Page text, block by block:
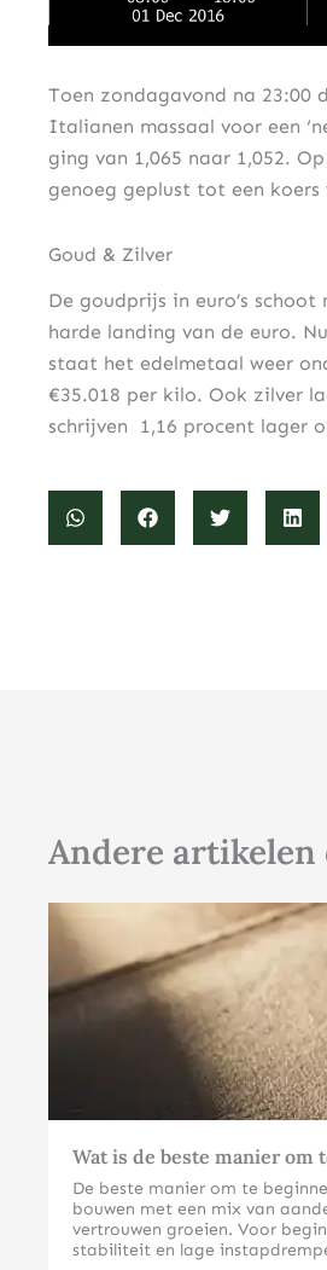
Toen zondagavond na 23:00
Italianen massaal voor een
ging van 1,065 naar 1,052.
genoeg geplust tot een koers
Goud & Zilver
De goudprijs in euro’s
harde landing van de euro.
staat het edelmetaal weer
€35.018 per kilo. Ook zilver
schrijven 1,16 procent lager
Andere
Wat is de beste manier om
De beste manier om te
bouwen met een mix van
vertrouwen groeien. Voor
stabiliteit en lage